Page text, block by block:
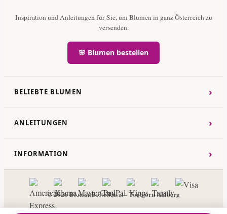
Inspiration und Anleitungen für Sie, um Blumen in ganz Österreich zu
versenden.
🌸 Blumen bestellen
BELIEBTE BLUMEN ›
ANLEITUNGEN ›
INFORMATION ›
© 2026 BlumenBestellen.at -Torbjorn Ahlberg